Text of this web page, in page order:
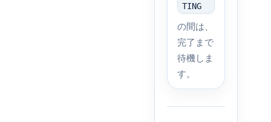
TING
の間は、
完了まで
待機しま
す。